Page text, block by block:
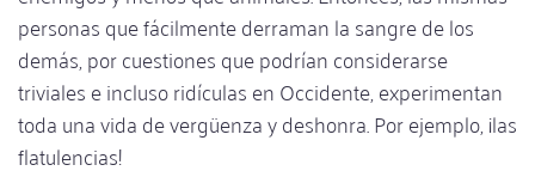
personas que fácilmente derraman la sangre de los
demás, por cuestiones que podrían considerarse
triviales e incluso ridículas en Occidente, experimentan
toda una vida de vergüenza y deshonra. Por ejemplo, ¡las
flatulencias!